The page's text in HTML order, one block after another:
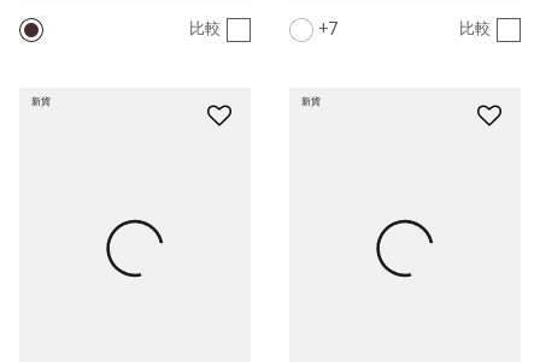
比較 7 比較
新貨 新貨